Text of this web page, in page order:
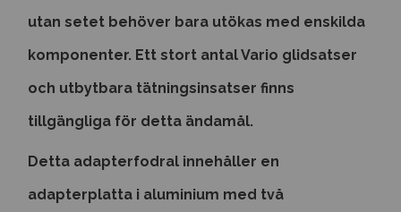
utan setet behöver bara utökas med enskilda
komponenter. Ett stort antal Vario glidsatser
och utbytbara tätningsinsatser finns
tillgängliga för detta ändamål.
Detta adapterfodral innehåller en
adapterplatta i aluminium med två